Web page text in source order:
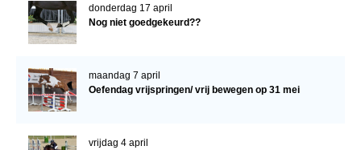
donderdag 17 april
Nog niet goedgekeurd??
maandag 7 april
Oefendag vrijspringen/ vrij bewegen op 31 mei
vrijdag 4 april